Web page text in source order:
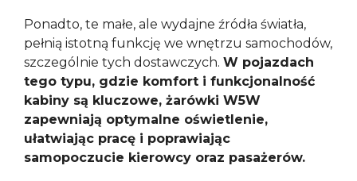
Ponadto, te małe, ale wydajne źródła światła,
pełnią istotną funkcję we wnętrzu samochodów,
szczególnie tych dostawczych. W pojazdach
tego typu, gdzie komfort i funkcjonalność
kabiny są kluczowe, żarówki W5W
zapewniają optymalne oświetlenie,
ułatwiając pracę i poprawiając
samopoczucie kierowcy oraz pasażerów.